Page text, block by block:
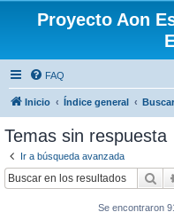
Proyecto Aon
FAQ
Inicio Índice general Buscar
Temas sin respuesta
Ir a búsqueda avanzada
Se encontraron